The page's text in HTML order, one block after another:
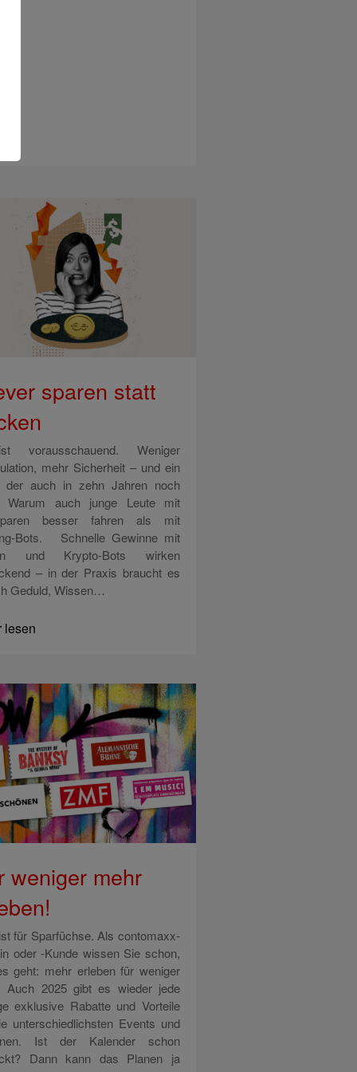
sparen statt
ist vorausschauend. Weniger
mehr Sicherheit – und ein
der auch in zehn Jahren noch
Warum auch junge Leute mit
besser fahren als mit
Bots. Schnelle Gewinne mit
und Krypto-Bots wirken
– in der Praxis braucht es
Geduld, Wissen…
lesen
weniger mehr
für Sparfüchse. Als contomaxx-
oder -Kunde wissen Sie schon,
geht: mehr erleben für weniger
Auch 2025 gibt es wieder jede
exklusive Rabatte und Vorteile
unterschiedlichsten Events und
Ist der Kalender schon
Dann kann das Planen ja